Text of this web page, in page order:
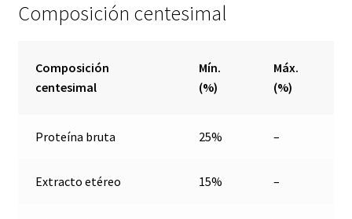
Composición centesimal
Composición
centesimal
Mín.
(%)
Máx.
(%)
Proteína bruta 25% –
Extracto etéreo 15% –